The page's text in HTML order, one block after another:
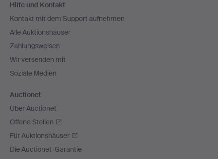
Navigation
Hilfe und Kontakt
Kontakt mit dem Support aufnehmen
Alle Auktionshäuser
Zahlungsweisen
Wir versenden mit
Soziale Medien
Auctionet
Über Auctionet
Offene Stellen
Für Auktionshäuser
Die Auctionet-Garantie